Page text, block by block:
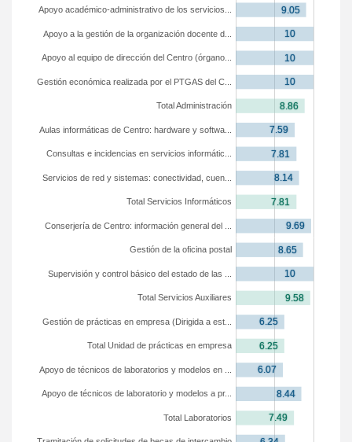
Total Laboratorios
Apoyo de técnicos de laboratorio y modelos a pr...
Apoyo de técnicos de laboratorios y modelos en ...
Total Unidad de prácticas en empresa
Gestión de prácticas en empresa (Dirigida a est...
Total Servicios Auxiliares
Supervisión y control básico del estado de las ...
Gestión de la oficina postal
Conserjería de Centro: información general del ...
Total Servicios Informáticos
Servicios de red y sistemas: conectividad, cuen...
Consultas e incidencias en servicios informátic...
Aulas informáticas de Centro: hardware y softwa...
Total Administración
Gestión económica realizada por el PTGAS del C...
Apoyo al equipo de dirección del Centro (órgano...
Apoyo a la gestión de la organización docente d...
Apoyo académico-administrativo de los servicios...